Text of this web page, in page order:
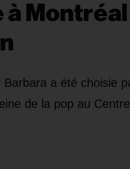
à
a été choisie
de la pop au